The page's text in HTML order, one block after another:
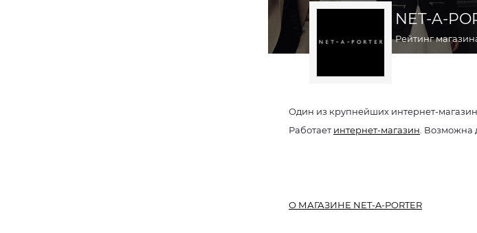
NET-A-
Рейтинг
Один из крупнейших интернет-
Работаетинтернет-магазин . Возможна
О МАГАЗИНЕ NET-A-PORTER